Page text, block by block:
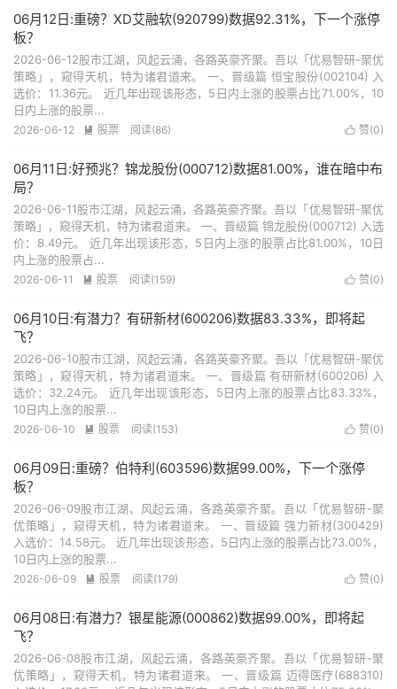
06月12日:重磅？XD艾融软(920799)数据92.31%，下一个涨停
板？
2026-06-12股市江湖，风起云涌，各路英豪齐聚。吾以「优易智研-聚优
策略」，窥得天机，特为诸君道来。 一、晋级篇 恒宝股份(002104) 入
选价：11.36元。 近几年出现该形态，5日内上涨的股票占比71.00%，10
日内上涨的股票...
 赞(0)
2026-06-12  股票 阅读(86)
06月11日:好预兆？锦龙股份(000712)数据81.00%，谁在暗中布
局？
2026-06-11股市江湖，风起云涌，各路英豪齐聚。吾以「优易智研-聚优
策略」，窥得天机，特为诸君道来。 一、晋级篇 锦龙股份(000712) 入选
价：8.49元。 近几年出现该形态，5日内上涨的股票占比81.00%，10日
内上涨的股票占...
 赞(0)
2026-06-11  股票 阅读(159)
06月10日:有潜力？有研新材(600206)数据83.33%，即将起
飞？
2026-06-10股市江湖，风起云涌，各路英豪齐聚。吾以「优易智研-聚优
策略」，窥得天机，特为诸君道来。 一、晋级篇 有研新材(600206) 入
选价：32.24元。 近几年出现该形态，5日内上涨的股票占比83.33%，
10日内上涨的股票...
 赞(0)
2026-06-10  股票 阅读(153)
06月09日:重磅？伯特利(603596)数据99.00%，下一个涨停
板？
2026-06-09股市江湖，风起云涌，各路英豪齐聚。吾以「优易智研-聚
优策略」，窥得天机，特为诸君道来。 一、晋级篇 强力新材(300429)
入选价：14.58元。 近几年出现该形态，5日内上涨的股票占比73.00%，
10日内上涨的股票...
 赞(0)
2026-06-09  股票 阅读(179)
06月08日:有潜力？银星能源(000862)数据99.00%，即将起
飞？
2026-06-08股市江湖，风起云涌，各路英豪齐聚。吾以「优易智研-聚
优策略」，窥得天机，特为诸君道来。 一、晋级篇 迈得医疗(688310)